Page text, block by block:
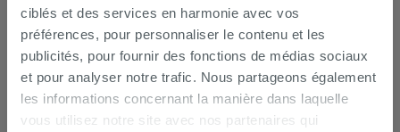
ciblés et des services en harmonie avec vos
préférences, pour personnaliser le contenu et les
publicités, pour fournir des fonctions de médias sociaux
et pour analyser notre trafic. Nous partageons également
les informations concernant la manière dans laquelle
vous utilisez notre site avec nos partenaires qui